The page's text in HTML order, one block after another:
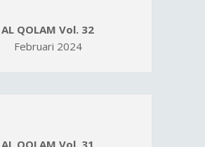
AL QOLAM Vol. 32
Februari 2024
AL QOLAM Vol. 31